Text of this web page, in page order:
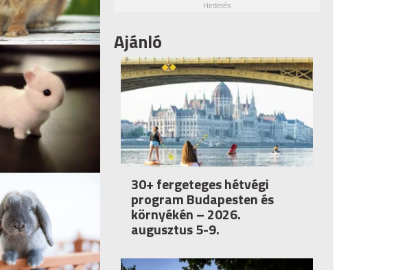
Ajánló
30+ fergeteges hétvégi
program Budapesten és
környékén – 2026.
augusztus 5-9.